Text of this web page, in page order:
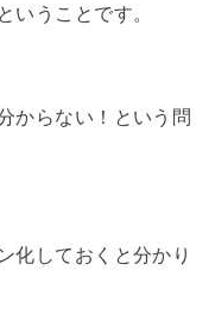
いうことです。
からない！という問
化しておくと分かり